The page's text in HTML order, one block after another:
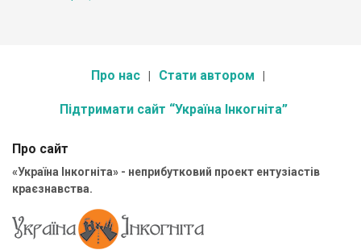
Про нас Стати автором
Підтримати сайт “Україна Інкогніта”
Про сайт
«Україна Інкогніта» - неприбутковий проект ентузіастів
краєзнавства.